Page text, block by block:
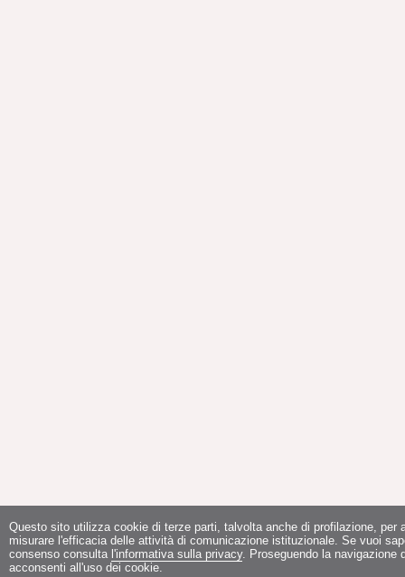
Questo sito utilizza cookie di terze parti, talvolta anche di profilazione, per
misurare l'efficacia delle attività di comunicazione istituzionale. Se vuoi
consenso consulta l'informativa sulla privacy. Proseguendo la navigazione
acconsenti all'uso dei cookie.